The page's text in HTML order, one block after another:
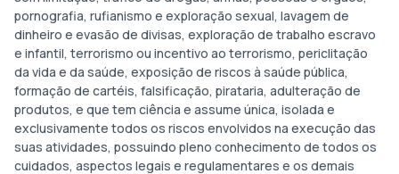
pornografia, rufianismo e exploração sexual, lavagem de
dinheiro e evasão de divisas, exploração de trabalho escravo
e infantil, terrorismo ou incentivo ao terrorismo, periclitação
da vida e da saúde, exposição de riscos à saúde pública,
formação de cartéis, falsificação, pirataria, adulteração de
produtos, e que tem ciência e assume única, isolada e
exclusivamente todos os riscos envolvidos na execução das
suas atividades, possuindo pleno conhecimento de todos os
cuidados, aspectos legais e regulamentares e os demais